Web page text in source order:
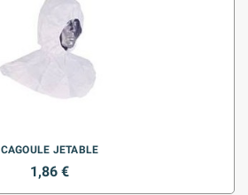
CAGOULE JETABLE
1,86 €